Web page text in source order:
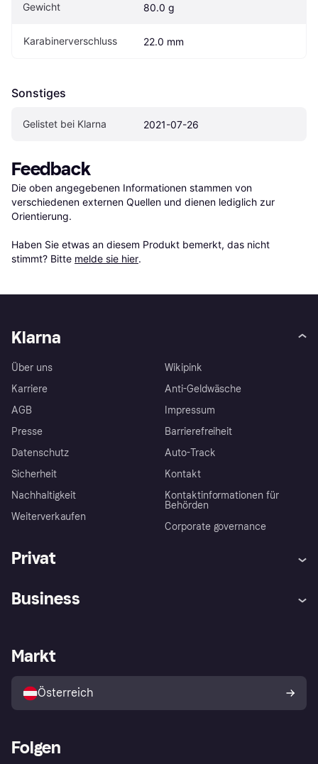
Gewicht 80.0 g
Karabinerverschluss 22.0 mm
Sonstiges
Gelistet bei Klarna 2021-07-26
Feedback
Die oben angegebenen Informationen stammen von
verschiedenen externen Quellen und dienen lediglich zur
Orientierung.
Haben Sie etwas an diesem Produkt bemerkt, das nicht
stimmt? Bitte melde sie hier.
Klarna
Über uns
Karriere
AGB
Presse
Datenschutz
Sicherheit
Nachhaltigkeit
Weiterverkaufen
Wikipink
Anti-Geldwäsche
Impressum
Barrierefreiheit
Auto-Track
Kontakt
Kontaktinformationen für
Behörden
Corporate governance
Privat
Shops entdecken
Business
Händlerportal
Markt
Österreich
Folgen